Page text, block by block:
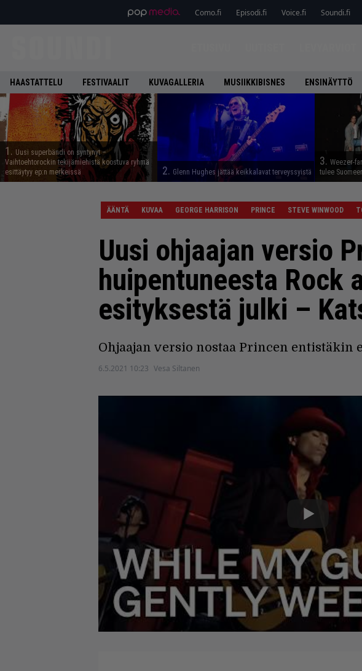
Como.fi Episodi.fi Voice.fi Soundi.fi
HAASTATTELU FESTIVAALIT KUVAGALLERIA MUSIIKKIBISNES ENSINÄYTTÖ
1. Uusi superbändi on syntynyt –
Vaihtoehtorockin tekijämiehistä koostuva ryhmä
esittäytyy ep:n merkeissä
2. Glenn Hughes jättää keikkalavat terveyssyistä
3. Weezer-
tulee
ÄÄNTÄ KUVAA GEORGE HARRISON PRINCE STEVE WINWOOD
Uusi ohjaajan versio
huipentuneesta Rock
esityksestä julki –
Ohjaajan versio nostaa Princen entistäkin
6.5.2021 10:23 Vesa Siltanen